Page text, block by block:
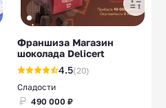
Мужская одежда
Франшиза Магазин
шоколада Delicert
4.5(20)
Сладости
490 000 ₽